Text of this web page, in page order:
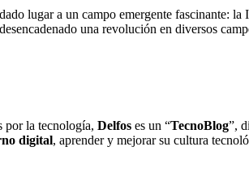
lugar a un campo emergente fascinante:
una revolución en diversos
por la tecnología, Delfos es un “TecnoBlog”,
digital, aprender y mejorar su cultura